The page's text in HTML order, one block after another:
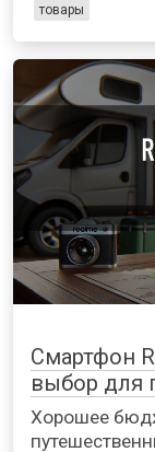
товары
Смартфон
выбор для
Хорошее